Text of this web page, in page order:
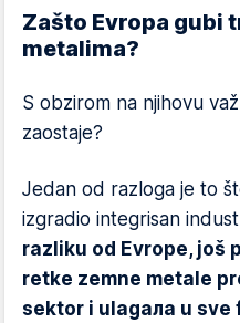
Zašto Evropa gubi
metalima?
S obzirom na njihovu
zaostaje?
Jedan od razloga je to
izgradio integrisan
razliku od Evrope, još
retke zemne metale
sektor i ulagала u sve